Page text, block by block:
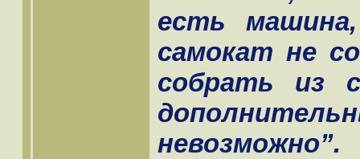
есть
самокат не
собрать из
невозможно”.